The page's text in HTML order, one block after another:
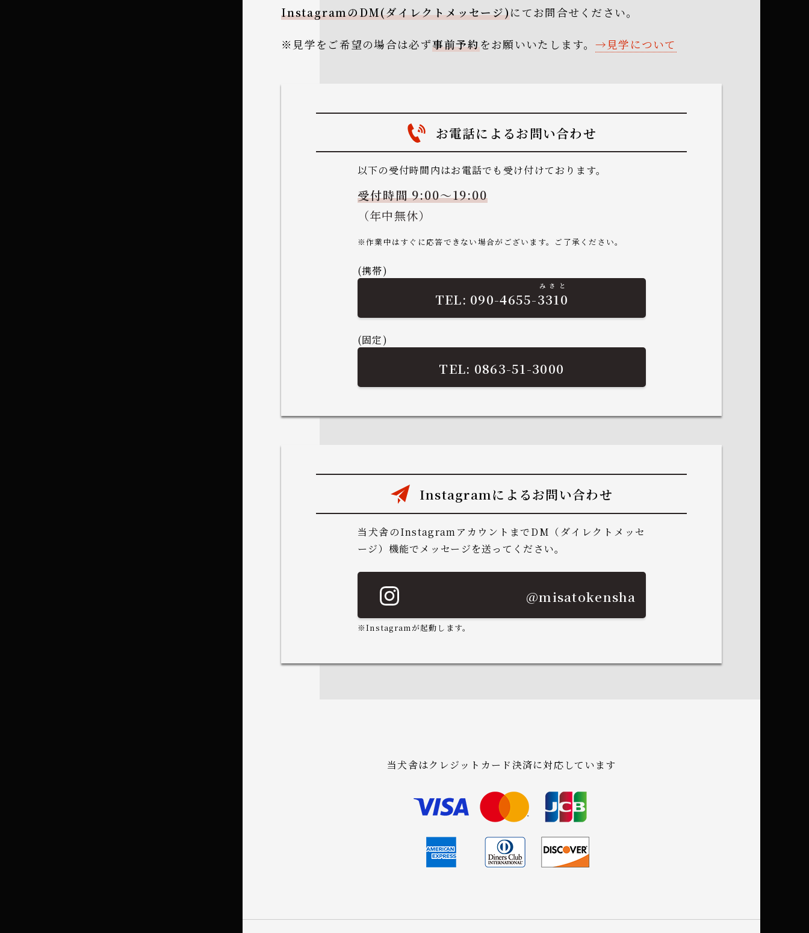
InstagramのDM(ダイレクトメッセージ)にてお問合せください。
※見学をご希望の場合は必ず事前予約をお願いいたします。 見学について
お電話によるお問い合わせ
以下の受付時間内はお電話でも受け付けております。
受付時間 9:00～19:00
（年中無休）
※作業中はすぐに応答できない場合がございます。ご了承ください。
(携帯)
090-4655-3310
みさと
(固定)
0863-51-3000
Instagramによるお問い合わせ
当犬舎のInstagramアカウントまでDM（ダイレクトメッセ
ージ）機能でメッセージを送ってください。
@misatokensha
※Instagramが起動します。
当犬舎はクレジットカード決済に対応しています